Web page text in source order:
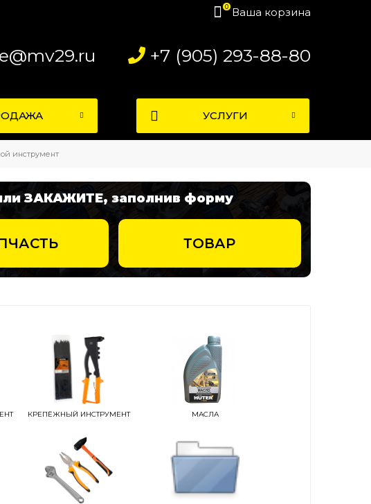
0 Ваша корзина
+7 (905) 293-88-80
УСЛУГИ
инструмент
ЗАКАЖИТЕ, заполнив форму
ТОВАР
КРЕПЁЖНЫЙ ИНСТРУМЕНТ МАСЛА